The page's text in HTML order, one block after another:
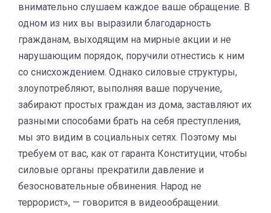
внимательно слушаем каждое ваше обращение. В
одном из них вы выразили благодарность
гражданам, выходящим на мирные акции и не
нарушающим порядок, поручили отнестись к ним
со снисхождением. Однако силовые структуры,
злоупотребляют, выполняя ваше поручение,
забирают простых граждан из дома, заставляют их
разными способами брать на себя преступления,
мы это видим в социальных сетях. Поэтому мы
требуем от вас, как от гаранта Конституции, чтобы
силовые органы прекратили давление и
безосновательные обвинения. Народ не
террорист», — говорится в видеообращении.